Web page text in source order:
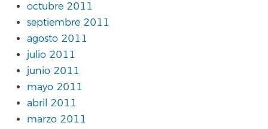
octubre 2011
septiembre 2011
agosto 2011
julio 2011
junio 2011
mayo 2011
abril 2011
marzo 2011